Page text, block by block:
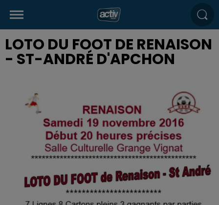
LOTO DU FOOT DE RENAISON
- ST-ANDRÉ D'APCHON